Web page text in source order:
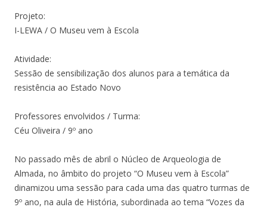
Projeto:
I-LEWA / O Museu vem à Escola
Atividade:
Sessão de sensibilização dos alunos para a temática da
resistência ao Estado Novo
Professores envolvidos / Turma:
Céu Oliveira / 9º ano
No passado mês de abril o Núcleo de Arqueologia de
Almada, no âmbito do projeto “O Museu vem à Escola”
dinamizou uma sessão para cada uma das quatro turmas de
9º ano, na aula de História, subordinada ao tema “Vozes da